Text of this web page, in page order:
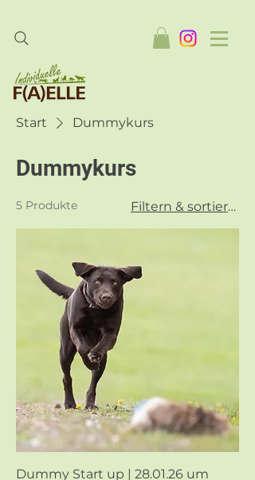
Start Dummykurs
Dummykurs
5 Produkte Filtern & sortieren
Dummy Start up | 28.01.26 um